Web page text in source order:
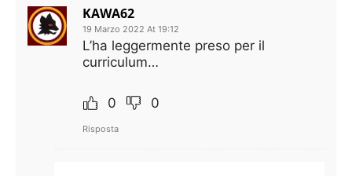
KAWA62
19 Marzo 2022 At 19:12
L’ha leggermente preso per il
curriculum…
0 0
Risposta